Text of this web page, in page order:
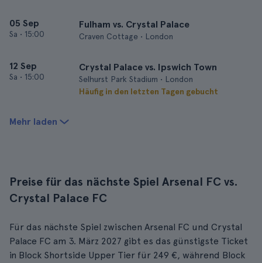
05 Sep
Sa • 15:00
Fulham vs. Crystal Palace
Craven Cottage • London
12 Sep
Sa • 15:00
Crystal Palace vs. Ipswich Town
Selhurst Park Stadium • London
Häufig in den letzten Tagen gebucht
Mehr laden
Preise für das nächste Spiel Arsenal FC vs.
Crystal Palace FC
Für das nächste Spiel zwischen Arsenal FC und Crystal
Palace FC am 3. März 2027 gibt es das günstigste Ticket
in Block Shortside Upper Tier für 249 €, während Block